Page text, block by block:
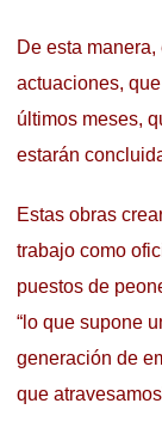
De esta
actuaciones,
últimos meses,
estarán
Estas obras
trabajo como
puestos de
“lo que supone
generación de
que